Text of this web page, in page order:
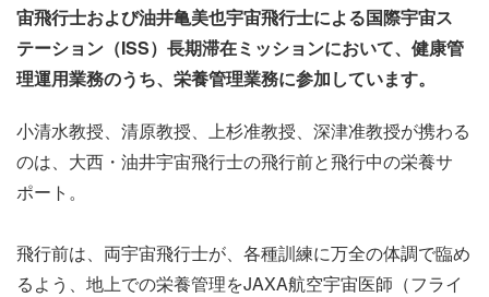
宙飛行士および油井亀美也宇宙飛行士による国際宇宙ス
テーション（ISS）長期滞在ミッションにおいて、健康管
理運用業務のうち、栄養管理業務に参加しています。
小清水教授、清原教授、上杉准教授、深津准教授が携わる
のは、大西・油井宇宙飛行士の飛行前と飛行中の栄養サ
ポート。
飛行前は、両宇宙飛行士が、各種訓練に万全の体調で臨め
るよう、地上での栄養管理をJAXA航空宇宙医師（フライ